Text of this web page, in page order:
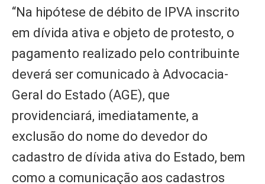
“Na hipótese de débito de IPVA inscrito
em dívida ativa e objeto de protesto, o
pagamento realizado pelo contribuinte
deverá ser comunicado à Advocacia-
Geral do Estado (AGE), que
providenciará, imediatamente, a
exclusão do nome do devedor do
cadastro de dívida ativa do Estado, bem
como a comunicação aos cadastros